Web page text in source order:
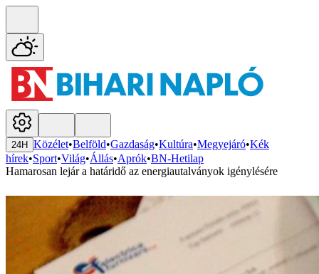
24H Közélet•Belföld•Gazdaság•Kultúra•Megyejáró•Kék
hírek•Sport•Világ•Állás•Aprók•BN-Hetilap
Hamarosan lejár a határidő az energiautalványok igénylésére